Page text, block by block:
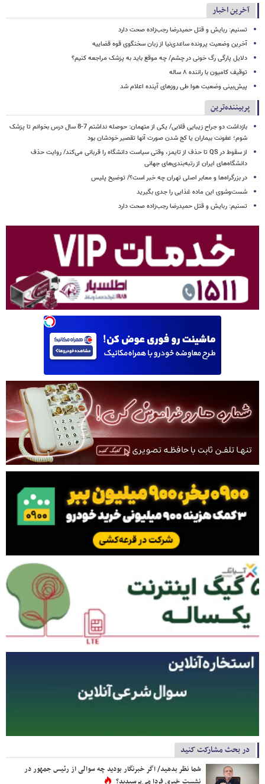
آخرین اخبار
تسنیم: ربایش و قتل حمیدرضا رجب‌زاده صحت دارد
آخرین وضعیت پرونده ساعدی‌نیا از زبان سخنگوی قوه قضاییه
دلایل پارگی رگ خونی در چشم/ چه موقع باید به پزشک مراجعه کنیم؟
توقیف کامیون با راننده ۸ ساله
پیش‌بینی وضعیت هوا طی روزهای آینده اعلام شد
پربیننده‌ترین
بازداشت دو جراح زیبایی قلابی/ یکی از متهمان: حوصله نداشتم 7-8 سال درس بخوانم تا پزشک
شوم؛ عفونت بیماران یا کج شدن صورت آنها تقصیر خودشان بود
از سقوط در QS تا حذف از تایمز، وقتی سیاست دانشگاه را قربانی می‌کند/ روایت حذف
دانشگاه‌های ایران از رتبه‌بندی‌های جهانی
در بزرگراه‌ها و معابر اصلی تهران چه خبر است؟/ توضیح پلیس
شست‌وشوی این ماده غذایی را جدی بگیرید
تسنیم: ربایش و قتل حمیدرضا رجب‌زاده صحت دارد
در بحث مشارکت کنید
شما نظر بدهید/ اگر خبرنگار بودید چه سوالی از رئیس جمهور در
نشست خبری فردا می‌پرسیدید؟